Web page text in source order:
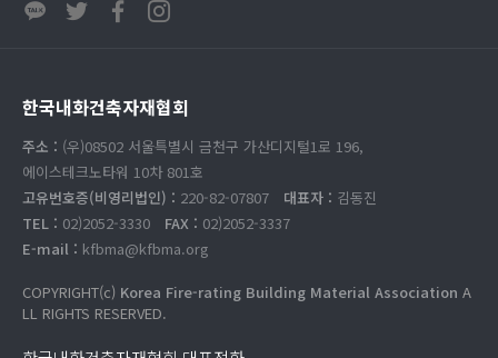
한국내화건축자재협회
주소 : (우)08502 서울특별시 금천구 가산디지털1로 196,
에이스테크노타워 10차 801호
고유번호증(비영리법인) : 220-82-07807 대표자 : 김동진
TEL : 02)2052-3330 FAX : 02)2052-3337
E-mail : kfbma@kfbma.org
COPYRIGHT(c) Korea Fire-rating Building Material Association A
LL RIGHTS RESERVED.